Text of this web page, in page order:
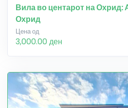
Вила во центарот на Охрид:
Охрид
Цена од
3,000.00 ден